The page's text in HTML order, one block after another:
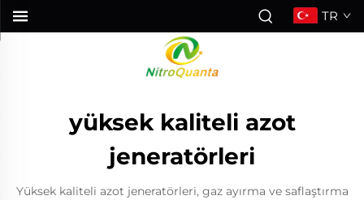
TR
yüksek kaliteli azot
jeneratörleri
Yüksek kaliteli azot jeneratörleri, gaz ayırma ve saflaştırma